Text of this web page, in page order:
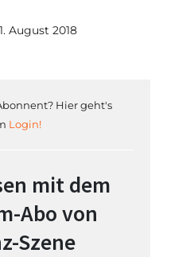
August 2018
Hier geht's
Login!
mit dem
Abo von
Szene